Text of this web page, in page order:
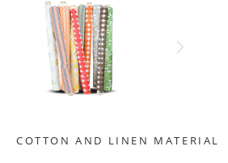
COTTON AND LINEN MATERIAL